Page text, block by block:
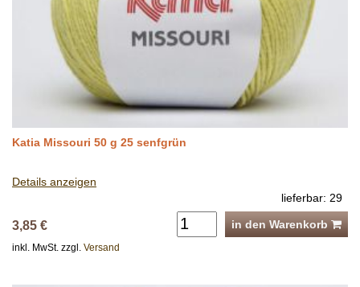
Katia Missouri 50 g 25 senfgrün
Details anzeigen
lieferbar: 29
3,85 € in den Warenkorb
inkl. MwSt. zzgl. Versand